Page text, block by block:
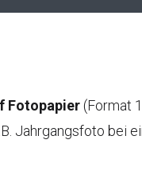
Fotopapier (Format
Jahrgangsfoto bei